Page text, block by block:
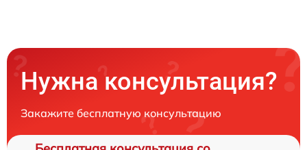
Нужна консультация?
Закажите бесплатную консультацию